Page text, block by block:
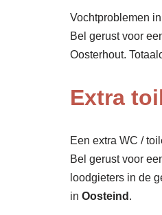
Vochtproblemen
Bel gerust voor
Oosterhout.
Extra
Een extra WC /
Bel gerust voor
loodgieters in de
in Oosteind .